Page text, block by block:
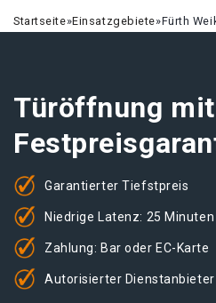
Startseite»Einsatzgebiete»Fürth
Türöffnung mit
Garantierter Tiefstpreis
Niedrige Latenz: 25
Zahlung: Bar oder EC-Karte
Autorisierter Dienstanbieter